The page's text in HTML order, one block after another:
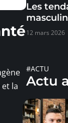
la
Les
12 mars 2026
#ACTU
Actu